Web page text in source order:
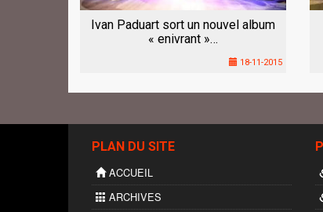
Ivan Paduart sort un nouvel album
« enivrant »…
18-11-2015
PLAN DU SITE
ACCUEIL
ARCHIVES